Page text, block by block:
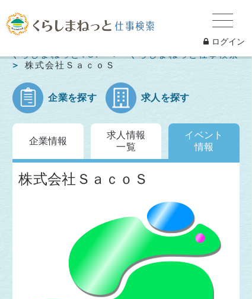
ログイン
くらしまねっとTOP
くらしまねっと仕事検索
株式会社ＳａｃｏＳ
企業を探す 求人を探す
企業情報
求人情報
一覧
イベント
情報
株式会社ＳａｃｏＳ